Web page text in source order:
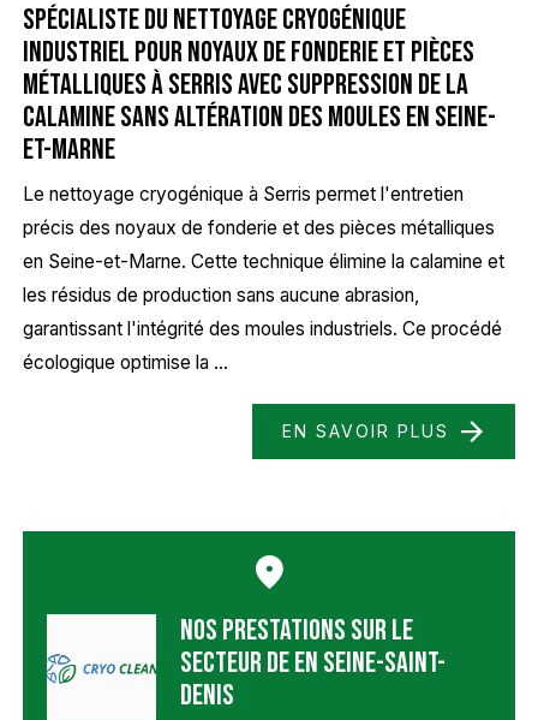
Spécialiste du nettoyage cryogénique
industriel pour noyaux de fonderie et pièces
métalliques à Serris avec suppression de la
calamine sans altération des moules en Seine-
et-Marne
Le nettoyage cryogénique à Serris permet l'entretien
précis des noyaux de fonderie et des pièces métalliques
en Seine-et-Marne. Cette technique élimine la calamine et
les résidus de production sans aucune abrasion,
garantissant l'intégrité des moules industriels. Ce procédé
écologique optimise la ...
EN SAVOIR PLUS
Nos prestations sur le
secteur de en Seine-Saint-
Denis